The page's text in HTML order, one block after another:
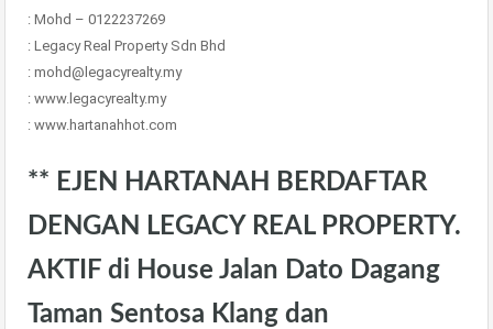
: Mohd – 0122237269
: Legacy Real Property Sdn Bhd
: mohd@legacyrealty.my
: www.legacyrealty.my
: www.hartanahhot.com
** EJEN HARTANAH BERDAFTAR
DENGAN LEGACY REAL PROPERTY.
AKTIF di House Jalan Dato Dagang
Taman Sentosa Klang dan